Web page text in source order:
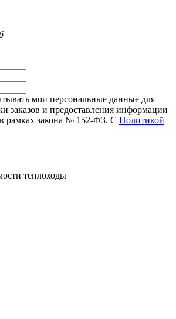
мои персональные данные для
заказов и предоставления информации
в рамках закона № 152-ФЗ. С Политикой
теплоходы